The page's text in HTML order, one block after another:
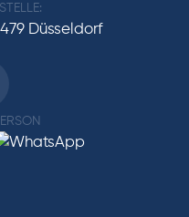
Düsseldorf